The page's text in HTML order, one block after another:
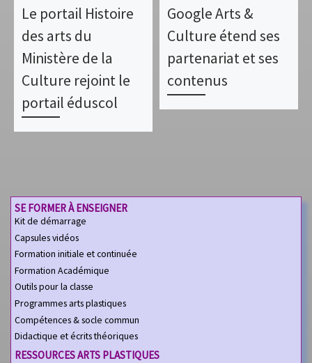
Le portail Histoire
des arts du
Ministère de la
Culture rejoint le
portail éduscol
Google Arts &
Culture étend ses
partenariat et ses
contenus
SE FORMER À ENSEIGNER
Kit de démarrage
Capsules vidéos
Formation initiale et continuée
Formation Académique
Outils pour la classe
Programmes arts plastiques
Compétences & socle commun
Didactique et écrits théoriques
RESSOURCES ARTS PLASTIQUES